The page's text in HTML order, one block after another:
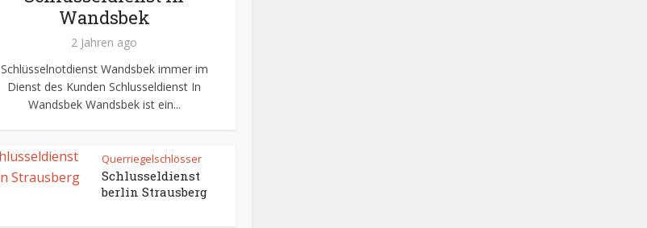
Wandsbek
2 Jahren ago
Schlüsselnotdienst Wandsbek immer im
Dienst des Kunden Schlusseldienst In
Wandsbek Wandsbek ist ein...
Querriegelschlösser
Schlusseldienst
berlin Strausberg